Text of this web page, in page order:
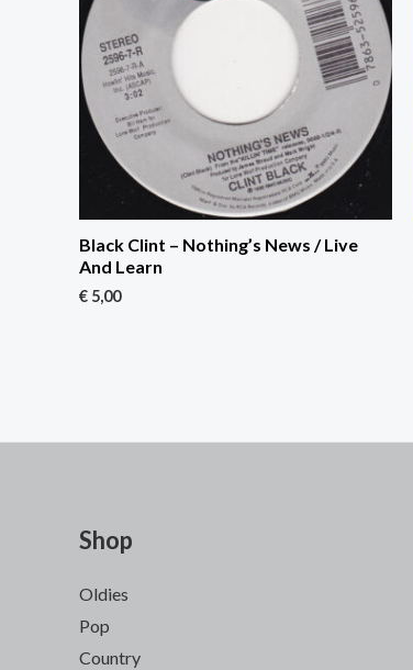
Black Clint – Nothing’s News / Live
And Learn
€ 5,00
Shop
Oldies
Pop
Country